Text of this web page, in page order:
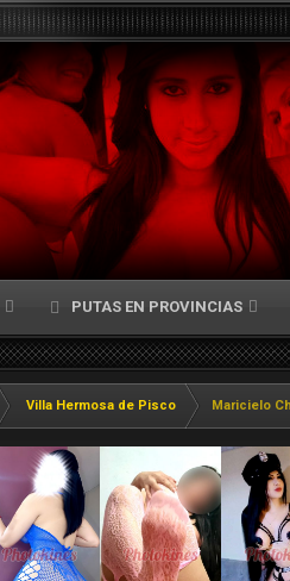
PUTAS EN PROVINCIAS
Villa Hermosa de Pisco Maricielo